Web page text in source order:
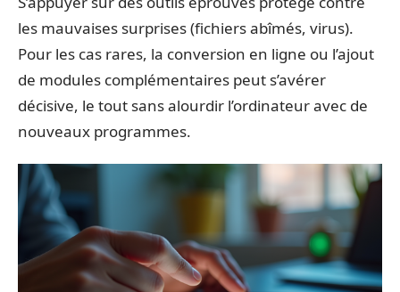
les mauvaises surprises (fichiers abîmés, virus).
Pour les cas rares, la conversion en ligne ou l’ajout
de modules complémentaires peut s’avérer
décisive, le tout sans alourdir l’ordinateur avec de
nouveaux programmes.